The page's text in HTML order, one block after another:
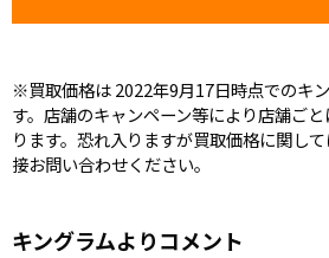
※買取価格は 2022年9月17日時点でのキ
す。店舗のキャンペーン等により店舗ご
ります。恐れ入りますが買取価格に関し
接お問い合わせください。
キングラムよりコメント